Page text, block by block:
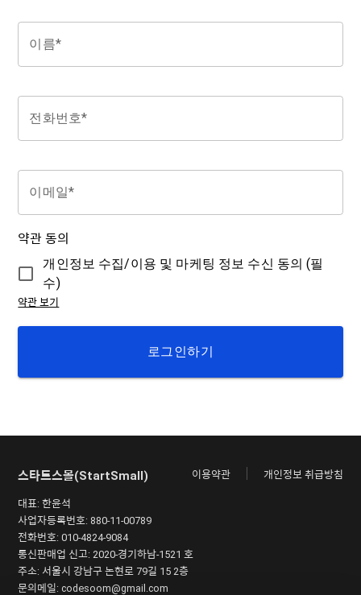
이름*
전화번호*
이메일*
약관 동의
개인정보 수집/이용 및 마케팅 정보 수신 동의 (필
수)
약관 보기
로그인하기
스타트스몰(StartSmall) 이용약관 개인정보 취급방침
대표: 한윤석
사업자등록번호: 880-11-00789
전화번호: 010-4824-9084
통신판매업 신고: 2020-경기하남-1521 호
주소: 서울시 강남구 논현로 79길 15 2층
문의메일: codesoom@gmail.com